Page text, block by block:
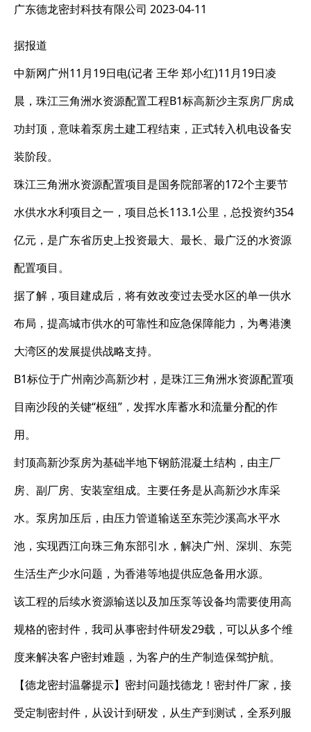
广东德龙密封科技有限公司 2023-04-11
据报道
中新网广州11月19日电(记者 王华 郑小红)11月19日凌
晨，珠江三角洲水资源配置工程B1标高新沙主泵房厂房成
功封顶，意味着泵房土建工程结束，正式转入机电设备安
装阶段。
珠江三角洲水资源配置项目是国务院部署的172个主要节
水供水水利项目之一，项目总长113.1公里，总投资约354
亿元，是广东省历史上投资最大、最长、最广泛的水资源
配置项目。
据了解，项目建成后，将有效改变过去受水区的单一供水
布局，提高城市供水的可靠性和应急保障能力，为粤港澳
大湾区的发展提供战略支持。
B1标位于广州南沙高新沙村，是珠江三角洲水资源配置项
目南沙段的关键“枢纽”，发挥水库蓄水和流量分配的作
用。
封顶高新沙泵房为基础半地下钢筋混凝土结构，由主厂
房、副厂房、安装室组成。主要任务是从高新沙水库采
水。泵房加压后，由压力管道输送至东莞沙溪高水平水
池，实现西江向珠三角东部引水，解决广州、深圳、东莞
生活生产少水问题，为香港等地提供应急备用水源。
该工程的后续水资源输送以及加压泵等设备均需要使用高
规格的密封件，我司从事密封件研发29载，可以从多个维
度来解决客户密封难题，为客户的生产制造保驾护航。
【德龙密封温馨提示】密封问题找德龙！密封件厂家，接
受定制密封件，从设计到研发，从生产到测试，全系列服